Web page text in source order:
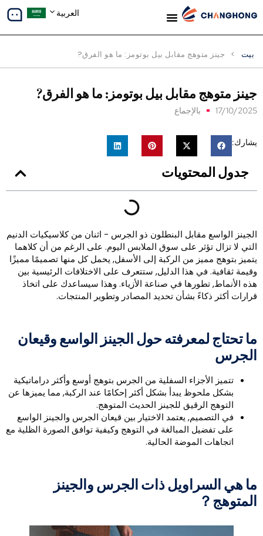
العربية
بيت > جينز متوهج مقابل بيل بوتومز: ما هو الفرق?
متوهج مقابل بيل بوتومز: ما هو الفرق?
17/10/ بالإجماع
جدول المحتويات
الواسع مقابل البنطلون ذو الجرس - اثنان من كلاسيكيات الدنيم
لا تزال تؤثر على سوق الملابس اليوم. على الرغم من أن كلاهما
بتوهج مميز من الركبة إلى الأسفل, يحمل كل منها تصميمًا مميزًا
ثقافية. في هذا الدليل, ستتعرف على الاختلافات الرئيسية بين
الأنماط, تطورها في صناعة الأزياء. وهذا سيساعدك على اتخاذ
أكثر ذكاءً بشأن تحديد المصادر وتطوير المنتجات.
تحتاج لمعرفته حول الجينز الواسع وقيعان
تتميز الأجزاء السفلية من الجرس بتوهج أوسع وأكثر دراماتيكية
بشكل ملحوظ يبدأ بشكل أكثر إحكامًا عند الركبة, مما يميزها عن
التوهج الرقيق للجينز الحديث المتوهج.
في التصميم, يعتمد الاختيار بين قيعان الجرس والجينز الواسع
على تفضيل المبالغة في التوهج وكيفية توافق الصورة الظلية مع
اتجاهات الموضة الحالية.
هي السراويل ذات الجرس والجينز
？